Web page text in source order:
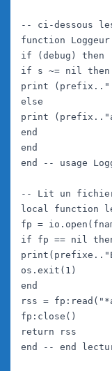
-- ci-dessous
function
if (debug) then
if s ~= nil then
print
else
print
end
end
end -- usage
-- Lit un
local function
fp =
if fp == nil
os.exit(1)
end
rss =
fp:close()
return rss
end -- end